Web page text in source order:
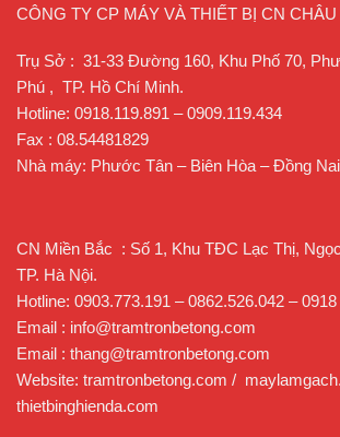
CÔNG TY CP MÁY VÀ THIẾT BỊ CN
Trụ Sở : 31-33 Đường 160, Khu Phố 70,
Phú , TP. Hồ Chí Minh.
Hotline: 0918.119.891 – 0909.119.434
Fax : 08.54481829
Nhà máy: Phước Tân – Biên Hòa – Đồng Nai
CN Miền Bắc : Số 1, Khu TĐC Lạc Thị,
TP. Hà Nội.
Hotline: 0903.773.191 – 0862.526.042 – 0918
Email : info@tramtronbetong.com
Email : thang@tramtronbetong.com
Website: tramtronbetong.com /
thietbinghienda.com